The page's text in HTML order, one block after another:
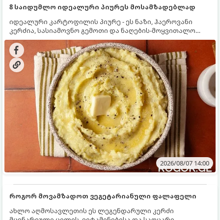
8 საიდუმლო იდეალური პიურეს მოსამზადებლად
იდეალური კარტოფილის პიურე - ეს ნაზი, ჰაეროვანი
კერძია, სასიამოვნო გემოთი და ნაღების-მოყვითალო
ფერით. მისი მომზადება ძალიან მარტივია, მაგრამ
არსებობს რამდენიმე საიდუმლო, რომლებიც უნდა
იცოდეთ, რომ პიურე იდეალურად გემრიელი გამოვიდეს.
2026/08/07 14:00
როგორ მოვამზადოთ ვეგეტარიანული ფალაფელი
ახლო აღმოსავლეთის ეს ლეგენდარული კერძი